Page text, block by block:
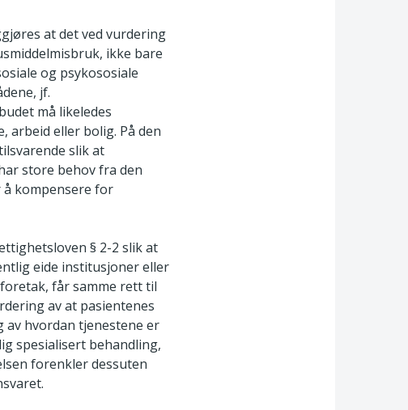
at det ved vurdering
ikke bare
og psykososiale
jf.
må likeledes
arbeid eller bolig. På den
slik at
store behov fra den
kompensere for
§ 2-2 slik at
eide institusjoner eller
får samme rett til
av at pasientenes
hvordan tjenestene er
spesialisert behandling,
forenkler dessuten